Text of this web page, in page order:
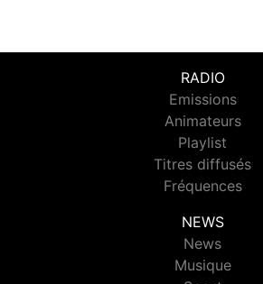
RADIO
Emissions
Animateurs
Playlist
Titres diffusés
Fréquences
NEWS
News
Musique